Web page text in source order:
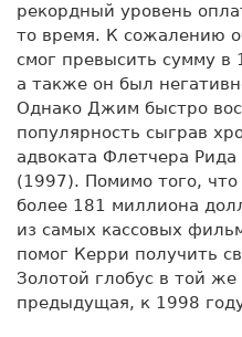
рекордный уровень
то время. К сожалению
смог превысить сумму в
а также он был
Однако Джим быстро
популярность сыграв
адвоката Флетчера
(1997). Помимо того,
более 181 миллиона
из самых кассовых
помог Керри получить
Золотой глобус в той же
предыдущая, к 1998